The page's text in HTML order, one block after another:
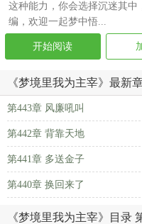
这种能力，你会选择沉迷其
编，欢迎一起梦中悟...
开始阅读
《梦境里我为主宰》最新
第443章 风廉吼叫
第442章 背靠天地
第441章 多送金子
第440章 换回来了
《梦境里我为主宰》目录